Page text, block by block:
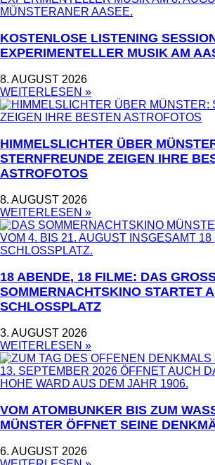
KOSTENLOSE LISTENING
EXPERIMENTELLER MUSIK AM
8. AUGUST 2026
WEITERLESEN »
HIMMELSLICHTER ÜBER
STERNFREUNDE ZEIGEN IHRE
ASTROFOTOS
8. AUGUST 2026
WEITERLESEN »
18 ABENDE, 18 FILME: DAS
OMMERNACHTSKINO STARTET AM
CHLOSSPLATZ
3. AUGUST 2026
WEITERLESEN »
VOM ATOMBUNKER BIS ZUM
MÜNSTER ÖFFNET SEINE
6. AUGUST 2026